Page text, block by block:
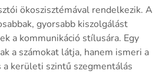
ökoszisztémával rendelkezik. A
gyorsabb kiszolgálást
a kommunikáció stílusára. Egy
a számokat látja, hanem ismeri a
kerületi szintű szegmentálás